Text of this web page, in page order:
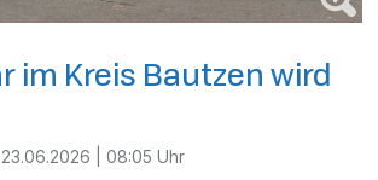
im Kreis Bautzen wird
23.06.2026 | 08:05 Uhr